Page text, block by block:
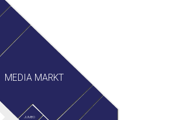
JUMBO
MEDIA MARKT